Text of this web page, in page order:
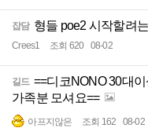
잡담 형들 poe2 시작할려
Crees1 조회 620 08-02
길드 ==디코NONO 30대
가족분 모셔요==
아프지않은 조회 162 08-02